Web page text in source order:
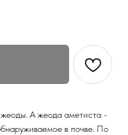
жеоды. А жеода аметиста -
в почве. По